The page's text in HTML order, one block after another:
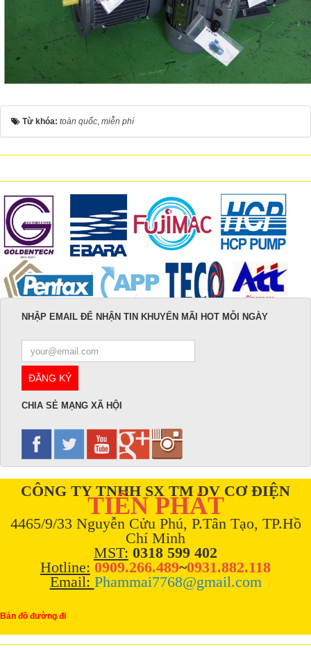
Từ khóa: toàn quốc, miễn phí
NHẬP EMAIL ĐỂ NHẬN TIN KHUYẾN MÃI HOT MỖI NGÀY
CHIA SẺ MẠNG XÃ HỘI
CÔNG TY TNHH SX TM DV CƠ ĐIỆN
TIẾN PHÁT
4465/9/33 Nguyễn Cửu Phú, P.Tân Tạo, TP.Hồ
Chí Minh
MST: 0318 599 402
Hotline: 0909.266.489~0931.882.118
Email: Phammai7768@gmail.com
Bản đồ đường đi